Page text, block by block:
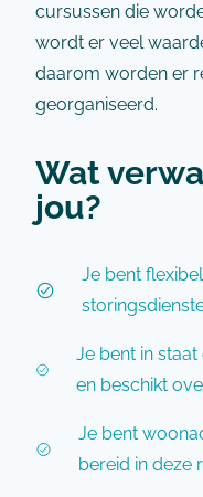
cursussen die
wordt er veel
daarom worden er
georganiseerd.
Wat
jou?
Je bent
Je bent in
en beschikt
Je bent
bereid in deze